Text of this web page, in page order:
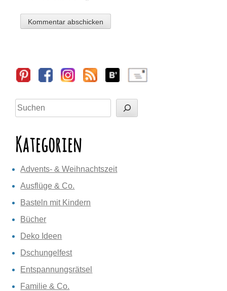
Sidebar
Suchen
Kategorien
Advents- & Weihnachtszeit
Ausflüge & Co.
Basteln mit Kindern
Bücher
Deko Ideen
Dschungelfest
Entspannungsrätsel
Familie & Co.